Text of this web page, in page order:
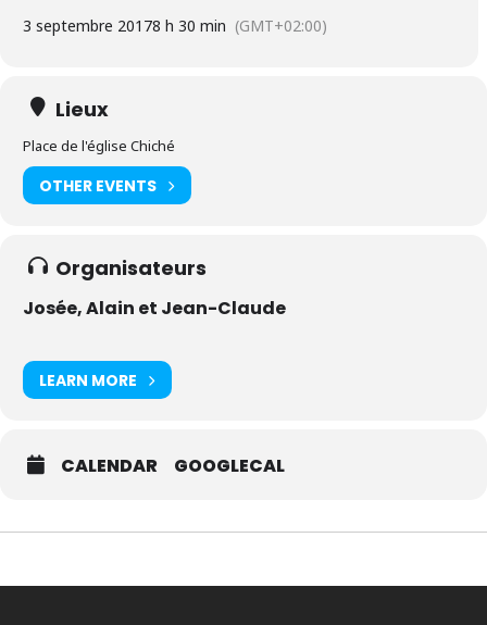
3 septembre 20178 h 30 min (GMT+02:00)
Lieux
Place de l'église Chiché
OTHER EVENTS
Organisateurs
Josée, Alain et Jean-Claude
LEARN MORE
CALENDAR GOOGLECAL